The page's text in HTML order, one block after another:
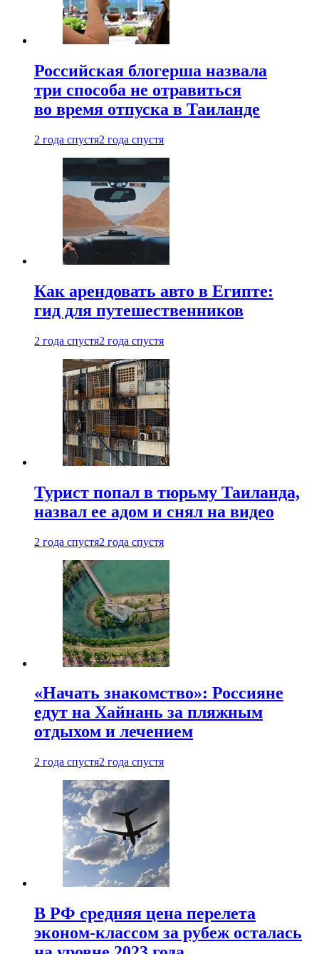
Российская блогерша назвала
три способа не отравиться
во время отпуска в Таиланде
2 года спустя2 года спустя
Как арендовать авто в Египте:
гид для путешественников
2 года спустя2 года спустя
Турист попал в тюрьму Таиланда,
назвал ее адом и снял на видео
2 года спустя2 года спустя
«Начать знакомство»: Россияне
едут на Хайнань за пляжным
отдыхом и лечением
2 года спустя2 года спустя
В РФ средняя цена перелета
эконом-классом за рубеж осталась